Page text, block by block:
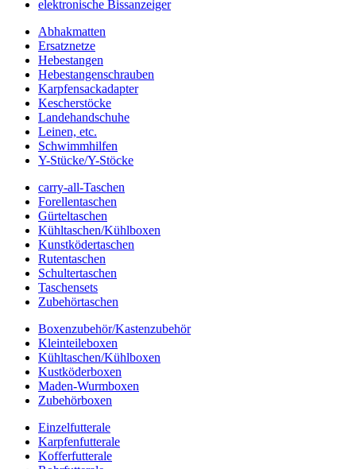
elektronische Bissanzeiger
Abhakmatten
Ersatznetze
Hebestangen
Hebestangenschrauben
Karpfensackadapter
Kescherstöcke
Landehandschuhe
Leinen, etc.
Schwimmhilfen
Y-Stücke/Y-Stöcke
carry-all-Taschen
Forellentaschen
Gürteltaschen
Kühltaschen/Kühlboxen
Kunstködertaschen
Rutentaschen
Schultertaschen
Taschensets
Zubehörtaschen
Boxenzubehör/Kastenzubehör
Kleinteileboxen
Kühltaschen/Kühlboxen
Kustköderboxen
Maden-Wurmboxen
Zubehörboxen
Einzelfutterale
Karpfenfutterale
Kofferfutterale